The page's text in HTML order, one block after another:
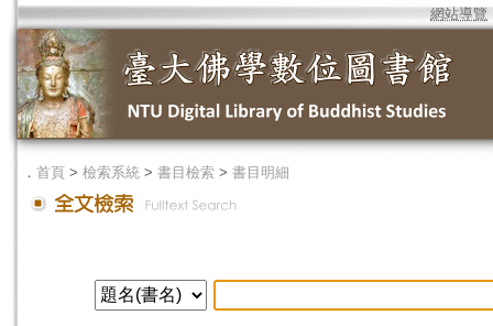
網站導覽
． 首頁 > 檢索系統 > 書目檢索 > 書目明細